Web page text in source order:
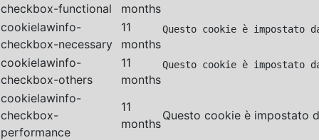
checkbox-functional
months
cookielawinfo-
checkbox-necessary
11
months
Questo cookie è impostato
cookielawinfo-
checkbox-others
11
months
Questo cookie è
cookielawinfo-
checkbox-
performance
11
months
Questo cookie è impostato